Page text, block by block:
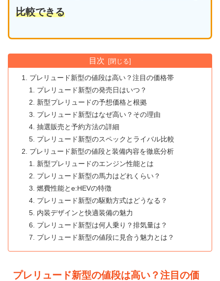
比較できる
目次
プレリュード新型の値段は高い？注目の価格帯
プレリュード新型の発売日はいつ？
新型プレリュードの予想価格と根拠
プレリュード新型はなぜ高い？その理由
抽選販売と予約方法の詳細
プレリュード新型のスペックとライバル比較
プレリュード新型の値段と装備内容を徹底分析
新型プレリュードのエンジン性能とは
プレリュード新型の馬力はどれくらい？
燃費性能とe:HEVの特徴
プレリュード新型の駆動方式はどうなる？
内装デザインと快適装備の魅力
プレリュード新型は何人乗り？排気量は？
プレリュード新型の値段に見合う魅力とは？
プレリュード新型の値段は高い？注目の価